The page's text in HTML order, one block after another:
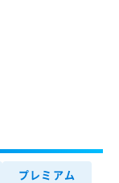
プレミアム